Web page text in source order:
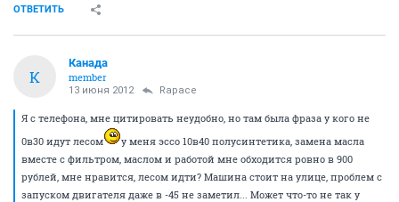
ОТВЕТИТЬ
К
Канада
member
13 июня 2012 Rapace
Я с телефона, мне цитировать неудобно, но там была фраза у кого не
0в30 идут лесом
у меня эссо 10в40 полусинтетика, замена масла
вместе с фильтром, маслом и работой мне обходится ровно в 900
рублей, мне нравится, лесом идти? Машина стоит на улице, проблем с
запуском двигателя даже в -45 не заметил... Может что-то не так у